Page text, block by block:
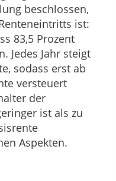
beschlossen,
ist:
83,5 Prozent
Jedes Jahr steigt
sodass erst ab
versteuert
der
ist als zu
Aspekten.